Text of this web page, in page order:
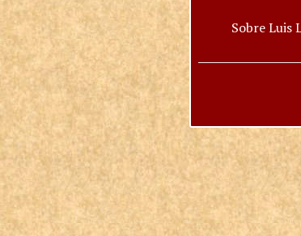
Sobre Luis